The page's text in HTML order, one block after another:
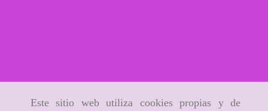
Este sitio web utiliza cookies propias y de